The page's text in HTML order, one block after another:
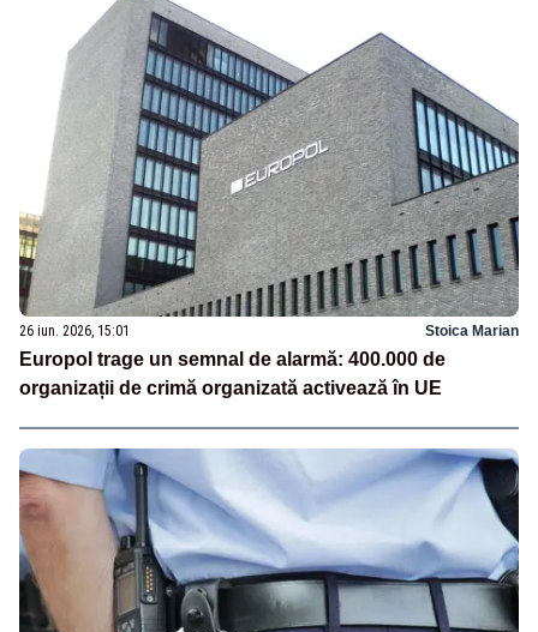
26 iun. 2026, 15:01 Stoica Marian
Europol trage un semnal de alarmă: 400.000 de
organizații de crimă organizată activează în UE